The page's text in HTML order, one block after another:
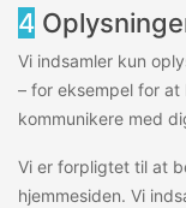
4
Vi indsamler kun
– for eksempel for at
kommunikere med
Vi er forpligtet til at
hjemmesiden. Vi